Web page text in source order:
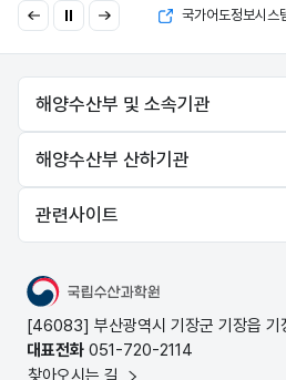
이
다
국고보조금 부정수급 제보 국가어도정보시스
해양수산부 및 소속기관
해양수산부 산하기관
관련사이트
국립수산과학원
[46083] 부산광역시 기장군 기장읍 기
대표전화 051-720-2114
찾아오시는 길